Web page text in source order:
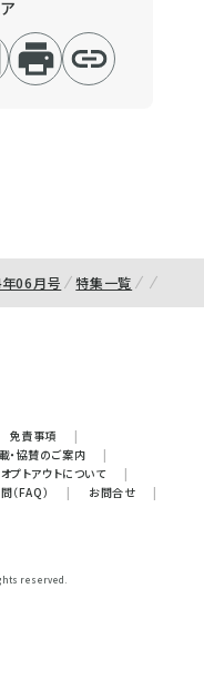
06月号 特集一覧
免責事項
|
・協賛のご案内
|
オプトアウトについて
|
（FAQ） | お問合せ
|
reserved.